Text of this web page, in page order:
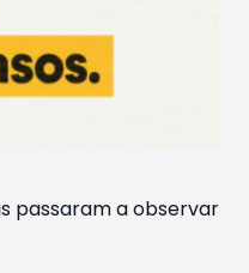
passaram a observar